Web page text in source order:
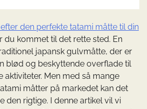
den perfekte tatami måtte til din
du kommet til det rette sted. En
japansk gulvmåtte, der er
blød og beskyttende overflade til
aktiviteter. Men med så mange
måtter på markedet kan det
rigtige. I denne artikel vil vi